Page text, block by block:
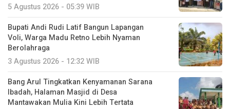
5 Agustus 2026 - 05:39 WIB
Bupati Andi Rudi Latif Bangun Lapangan
Voli, Warga Madu Retno Lebih Nyaman
Berolahraga
3 Agustus 2026 - 12:32 WIB
Bang Arul Tingkatkan Kenyamanan Sarana
Ibadah, Halaman Masjid di Desa
Mantawakan Mulia Kini Lebih Tertata